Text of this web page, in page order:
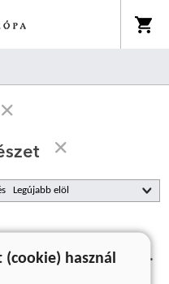
termékünk.
használ